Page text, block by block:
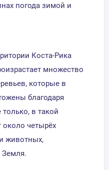
погода зимой и
Коста-Рика
множество
которые в
благодаря
в такой
около четырёх
животных,
Земля.